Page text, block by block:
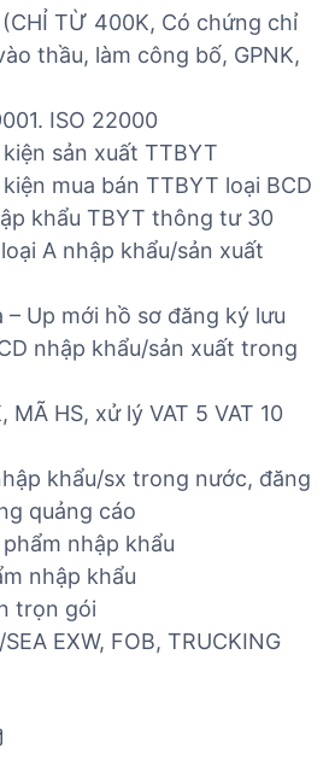
(CHỈ TỪ 400K, Có chứng chỉ
thầu, làm công bố, GPNK,
ISO 22000
sản xuất TTBYT
mua bán TTBYT loại BCD
khẩu TBYT thông tư 30
A nhập khẩu/sản xuất
– Up mới hồ sơ đăng ký lưu
nhập khẩu/sản xuất trong
MÃ HS, xử lý VAT 5 VAT 10
khẩu/sx trong nước, đăng
quảng cáo
nhập khẩu
nhập khẩu
trọn gói
EXW, FOB, TRUCKING